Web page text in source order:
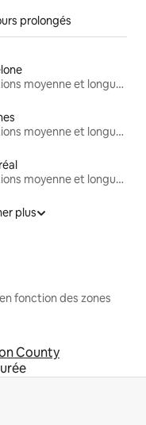
prolongés
Locations moyenne et longue durée
Locations moyenne et longue durée
Locations moyenne et longue durée
plus
fonction des zones
County